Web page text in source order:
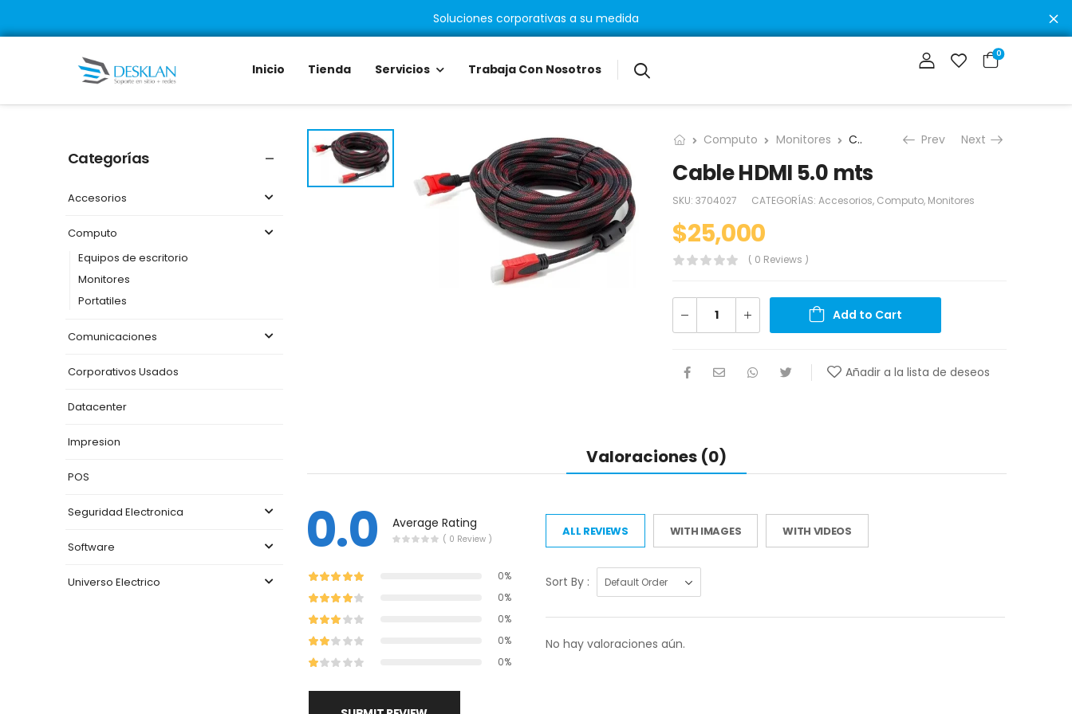
Soluciones corporativas a su medida
Inicio Tienda Servicios Trabaja Con Nosotros
0
Categorías
Accesorios
Computo
Equipos de escritorio
Monitores
Portatiles
Comunicaciones
Corporativos Usados
Datacenter
Impresion
POS
Seguridad Electronica
Software
Universo Electrico
Computo Monitores Cable HDMI 5.0 mts Prev Next
Cable HDMI 5.0 mts
SKU:3704027 CATEGORÍAS:Accesorios, Computo, Monitores
$25,000
( 0 Reviews )
Add to Cart
Añadir a la lista de deseos
Valoraciones (0)
0.0 Average Rating
( 0 Review )
0%
0%
0%
0%
0%
ALL REVIEWS WITH IMAGES WITH VIDEOS
Sort By :
No hay valoraciones aún.